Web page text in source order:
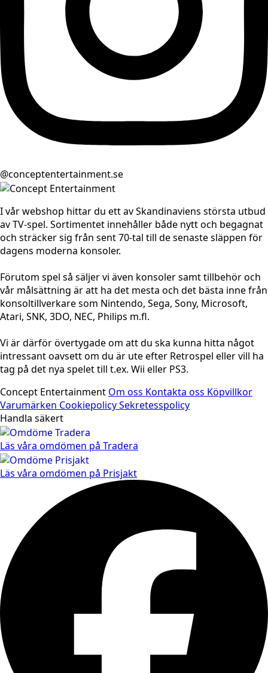
@conceptentertainment.se
I vår webshop hittar du ett av Skandinaviens största utbud
av TV-spel. Sortimentet innehåller både nytt och begagnat
och sträcker sig från sent 70-tal till de senaste släppen för
dagens moderna konsoler.
Förutom spel så säljer vi även konsoler samt tillbehör och
vår målsättning är att ha det mesta och det bästa inne från
konsoltillverkare som Nintendo, Sega, Sony, Microsoft,
Atari, SNK, 3DO, NEC, Philips m.fl.
Vi är därför övertygade om att du ska kunna hitta något
intressant oavsett om du är ute efter Retrospel eller vill ha
tag på det nya spelet till t.ex. Wii eller PS3.
Concept Entertainment Om oss Kontakta oss Köpvillkor
Varumärken CookiepolicySekretesspolicy
Handla säkert
Läs våra omdömen på Tradera
Läs våra omdömen på Prisjakt